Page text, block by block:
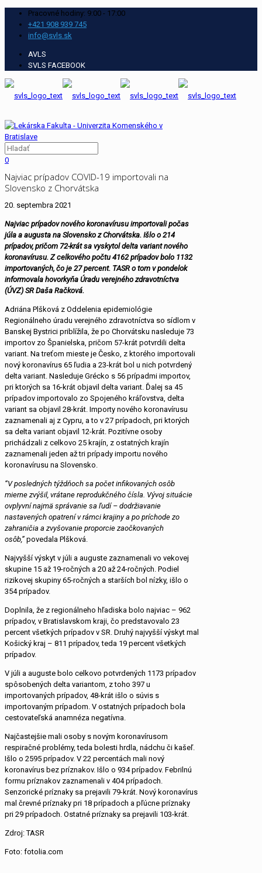
Pracovné hodiny: 9:00 - 17:00
+421 908 939 745
info@svls.sk
AVLS
SVLS FACEBOOK
0
Najviac prípadov COVID-19 importovali na
Slovensko z Chorvátska
20. septembra 2021
Najviac prípadov nového koronavírusu importovali počas
júla a augusta na Slovensko z Chorvátska. Išlo o 214
prípadov, pričom 72-krát sa vyskytol delta variant nového
koronavírusu. Z celkového počtu 4162 prípadov bolo 1132
importovaných, čo je 27 percent. TASR o tom v pondelok
informovala hovorkyňa Úradu verejného zdravotníctva
(ÚVZ) SR Daša Račková.
Adriána Plšková z Oddelenia epidemiológie
Regionálneho úradu verejného zdravotníctva so sídlom v
Banskej Bystrici priblížila, že po Chorvátsku nasleduje 73
importov zo Španielska, pričom 57-krát potvrdili delta
variant. Na treťom mieste je Česko, z ktorého importovali
nový koronavírus 65 ľudia a 23-krát bol u nich potvrdený
delta variant. Nasleduje Grécko s 56 prípadmi importov,
pri ktorých sa 16-krát objavil delta variant. Ďalej sa 45
prípadov importovalo zo Spojeného kráľovstva, delta
variant sa objavil 28-krát. Importy nového koronavírusu
zaznamenali aj z Cypru, a to v 27 prípadoch, pri ktorých
sa delta variant objavil 12-krát. Pozitívne osoby
prichádzali z celkovo 25 krajín, z ostatných krajín
zaznamenali jeden až tri prípady importu nového
koronavírusu na Slovensko.
“V posledných týždňoch sa počet infikovaných osôb
mierne zvýšil, vrátane reprodukčného čísla. Vývoj situácie
ovplyvní najmä správanie sa ľudí – dodržiavanie
nastavených opatrení v rámci krajiny a po príchode zo
zahraničia a zvyšovanie proporcie zaočkovaných
osôb,” povedala Plšková.
Najvyšší výskyt v júli a auguste zaznamenali vo vekovej
skupine 15 až 19-ročných a 20 až 24-ročných. Podiel
rizikovej skupiny 65-ročných a starších bol nízky, išlo o
354 prípadov.
Doplnila, že z regionálneho hľadiska bolo najviac – 962
prípadov, v Bratislavskom kraji, čo predstavovalo 23
percent všetkých prípadov v SR. Druhý najvyšší výskyt mal
Košický kraj – 811 prípadov, teda 19 percent všetkých
prípadov.
V júli a auguste bolo celkovo potvrdených 1173 prípadov
spôsobených delta variantom, z toho 397 u
importovaných prípadov, 48-krát išlo o súvis s
importovaným prípadom. V ostatných prípadoch bola
cestovateľská anamnéza negatívna.
Najčastejšie mali osoby s novým koronavírusom
respiračné problémy, teda bolesti hrdla, nádchu či kašeľ.
Išlo o 2595 prípadov. V 22 percentách mali nový
koronavírus bez príznakov. Išlo o 934 prípadov. Febrilnú
formu príznakov zaznamenali v 404 prípadoch.
Senzorické príznaky sa prejavili 79-krát. Nový koronavírus
mal črevné príznaky pri 18 prípadoch a pľúcne príznaky
pri 29 prípadoch. Ostatné príznaky sa prejavili 103-krát.
Zdroj: TASR
Foto: fotolia.com